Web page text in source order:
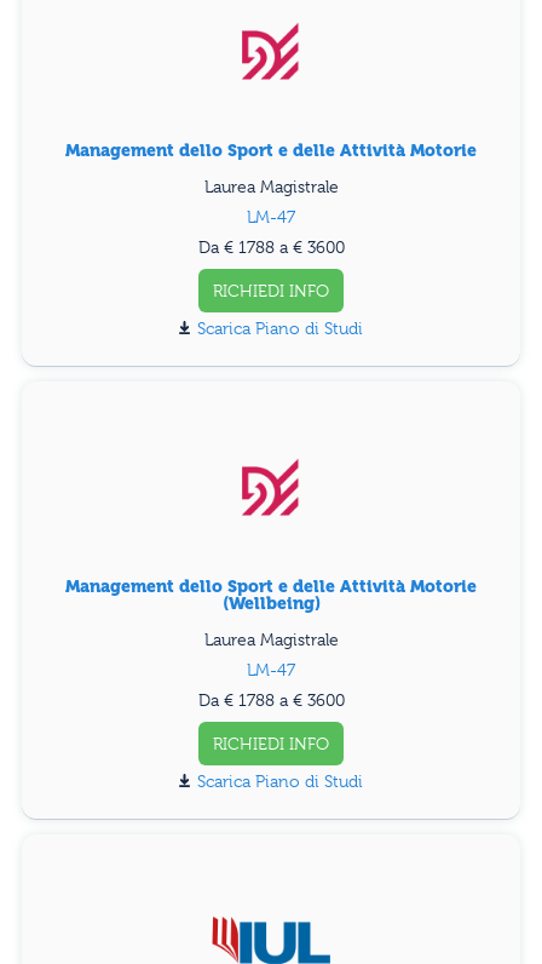
Management dello Sport e delle Attività Motorie
Laurea Magistrale
LM-47
Da € 1788 a € 3600
RICHIEDI INFO
Piano di Studi
Management dello Sport e delle Attività Motorie
(Wellbeing)
Laurea Magistrale
LM-47
Da € 1788 a € 3600
RICHIEDI INFO
Piano di Studi